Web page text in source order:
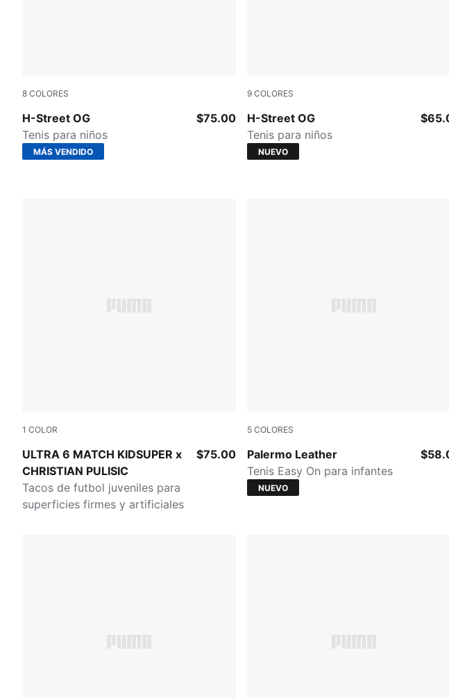
8 COLORES
H-Street OG
Fizzy Green-PUMA Silver
Tenis para niños
$75.00
MÁS VENDIDO
9 COLORES
H-Street OG
PUMA Black-PUMA Silver
Tenis para niños
NUEVO
1 COLOR
ULTRA 6 MATCH KIDSUPER x
CHRISTIAN PULISIC
PUMA White-Pink Lilac-Dusky Blue
Tacos de futbol juveniles para
superficies firmes y artificiales
$75.00
5 COLORES
Palermo Leather
Silver Fog-Mauve Glow
Tenis Easy On para infantes
NUEVO